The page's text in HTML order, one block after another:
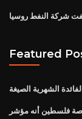
شركة النفط روسيا
Featured
الشهرية الصيغة